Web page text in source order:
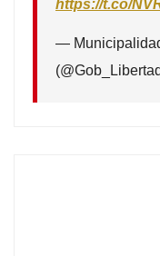
https://t.co/
—